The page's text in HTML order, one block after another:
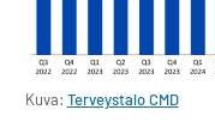
Kuva: Terveystalo CMD